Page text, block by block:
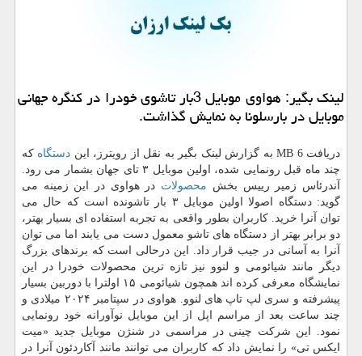
لینک بگیر: هواوی موبایل 3بار تاشوی خودرا در کنگره جهانی
موبایل در بارسلونا به نمایش گذاشت.
دریافت 6 MB به گزارش لینک بگیر به نقل از رویترز، این دستگاه که
چند ماه قبل رونمایی شده، اولین موبایل ۳ تای جهان بشمار می رود.
آندرئاس زمیر رییس بخش محصولات در هواوی در این زمینه می
گوید: دستگاه اصولا اولین موبایل ۳ بار تاشونده است که حال می
توان آنرا خرید. کاربران بطور واقعی به تجربه استفاده ای بسیار بهتر،
دو برابر بهتر از دستگاه های تاشو معمول دست می یابند اما می توان
آنرا به آسانی در جیب قرار داد. این درحالی است که برندهای بزرگ
دیگر مانند شیائومی و لنوو نیز تازه ترین محصولات خودرا در این
نمایشگاه معرفی کرده اند همچون شیائومی ۱۵ اولترا با دوربین بسیار
پیشرفته و سری لپ تاپ های لنوو. هواوی در سپتامبر ۲۰۲۴ میلادی و
چند ساعت بعد از مراسم اپل از این موبایل نوآورانه خود رونمایی
نمود. این شرکت چینی در مراسمی در شنژن موبایل جدید «میت
ایکس تی» را نمایش داد که کاربران می توانند مانند آکاردئون آنرا در